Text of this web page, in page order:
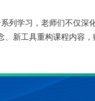
列 学习， 老师们不仅深
新工具重构课程内容